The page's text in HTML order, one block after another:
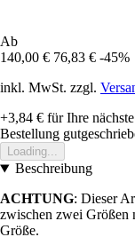
Ab
140,00 € 76,83 € -45%
inkl. MwSt. zzgl.
+3,84 € für Ihre
Bestellung
Loading...
Beschreibung
ACHTUNG: Dieser
zwischen zwei Größen
Größe.